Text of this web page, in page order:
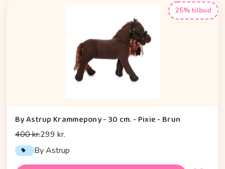
25% tilbud
By Astrup Krammepony - 30 cm. - Pixie - Brun
400 kr.299 kr.
By Astrup